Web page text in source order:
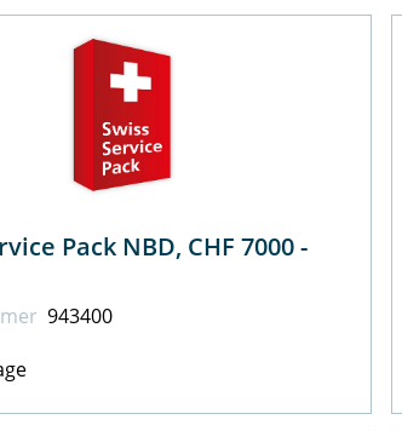
Pack NBD, CHF 7000 -
943400